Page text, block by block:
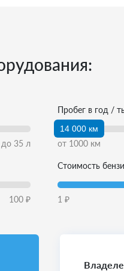
до35 л
Пробег в год /
14 000 км
от 1000 км
100 ₽
Стоимость
1 ₽